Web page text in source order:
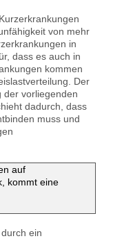
von mehr
in
dass es auch in
kommen
Der
der vorliegenden
dadurch, dass
muss und
auf
kommt eine
ein